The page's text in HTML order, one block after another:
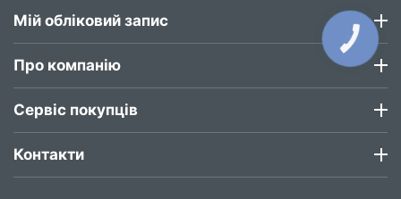
Мій обліковий запис
Про компанію
Сервіс покупців
Контакти
КНОПКА
ЗВ'ЯЗКУ